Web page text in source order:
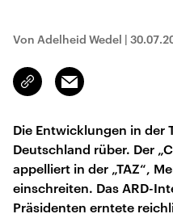
Von Adelheid Wedel |
Link
kopieren/teilen
Email
Die Entwicklungen in der
Deutschland rüber. Der
appelliert in der „TAZ“,
einschreiten. Das ARD-
Präsidenten erntete